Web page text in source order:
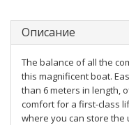
Описание
The balance of all the
this magnificent boat.
than 6 meters in length,
comfort for a first-class
where you can store the